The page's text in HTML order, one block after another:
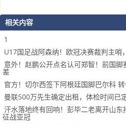
相关内容
1
U17国足战阿森纳！欧冠决赛裁判主哨
意外！赵鹏公开点名认可郑智！前国
差
官方！切尔西签下阿根廷国脚巴尔科
曼联500万先生确定出租，体检时间已
汗水落地终有回响！彭毕二老离开山
征战亚冠